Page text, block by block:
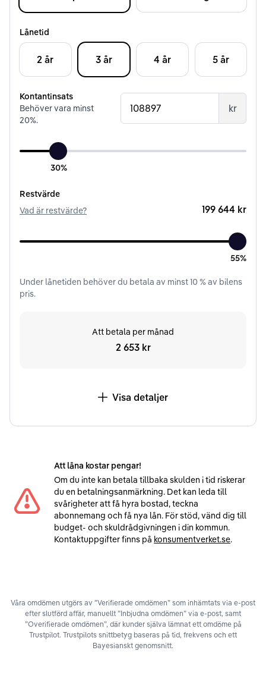
Lånetid
2 år 3 år 4 år 5 år
Kontantinsats
Behöver vara minst
20%.
kr
30%
Restvärde
Vad är restvärde?
199 644 kr
55%
Under lånetiden behöver du betala av minst10% av bilens
pris.
Att betala per månad
2 653 kr
Visa detaljer
Att låna kostar pengar!
Om du inte kan betala tillbaka skulden i tid riskerar
du en betalningsanmärkning. Det kan leda till
svårigheter att få hyra bostad, teckna
abonnemang och få nya lån. För stöd, vänd dig till
budget- och skuldrådgivningen i din kommun.
Kontaktuppgifter finns på konsumentverket.se.
Våra omdömen utgörs av ”Verifierade omdömen” som inhämtats via e-post
efter slutförd affär, manuellt ”Inbjudna omdömen” via e-post, samt
”Overifierade omdömen”, där kunder själva lämnat ett omdöme på
Trustpilot. Trustpilots snittbetyg baseras på tid, frekvens och ett
Bayesianskt genomsnitt.